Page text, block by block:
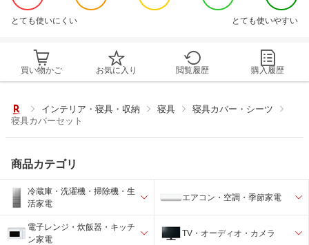
とても使いにくい とても使いやすい
買い物かご お気に入り 閲覧履歴 購入履歴
インテリア・寝具・収納 寝具
寝具カバー・シーツ
寝具カバーセット
商品カテゴリ
冷蔵庫・洗濯機・掃除機・生
活家電
エアコン・空調・季節家電
電子レンジ・炊飯器・キッチ
ン家電
TV・オーディオ・カメラ